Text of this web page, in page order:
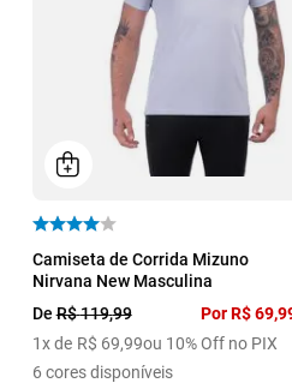
P
Camiseta de Corrida Mizuno
Nirvana New Masculina
DeR$119,99 PorR$ 69,
1x de R$ 69,99ou 10% Off no PIX
6 cores disponíveis